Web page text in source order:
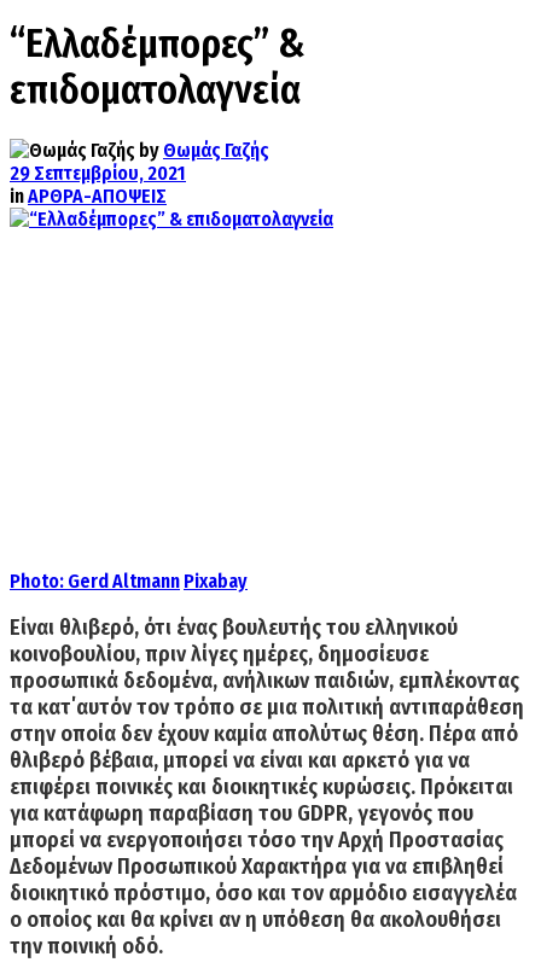
“Ελλαδέμπορες” &
επιδοματολαγνεία
by Θωμάς Γαζής
29 Σεπτεμβρίου, 2021
inΑΡΘΡΑ-ΑΠΟΨΕΙΣ
Photo: Gerd Altmann Pixabay
Είναι θλιβερό, ότι ένας βουλευτής του ελληνικού
κοινοβουλίου, πριν λίγες ημέρες, δημοσίευσε
προσωπικά δεδομένα, ανήλικων παιδιών, εμπλέκοντας
τα κατ΄αυτόν τον τρόπο σε μια πολιτική αντιπαράθεση
στην οποία δεν έχουν καμία απολύτως θέση. Πέρα από
θλιβερό βέβαια, μπορεί να είναι και αρκετό για να
επιφέρει ποινικές και διοικητικές κυρώσεις. Πρόκειται
γιακατάφωρη παραβίαση του GDPR, γεγονός που
μπορεί να ενεργοποιήσει τόσο την Αρχή Προστασίας
Δεδομένων Προσωπικού Χαρακτήρα για να επιβληθεί
διοικητικό πρόστιμο, όσο και τον αρμόδιο εισαγγελέα
ο οποίος και θα κρίνει αν η υπόθεση θα ακολουθήσει
την ποινική οδό.